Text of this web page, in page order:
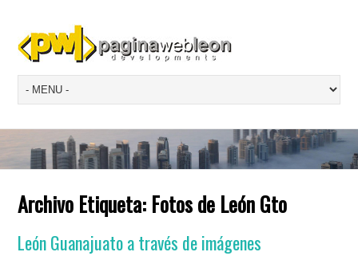
Archivo Etiqueta: Fotos de León Gto
León Guanajuato a través de imágenes